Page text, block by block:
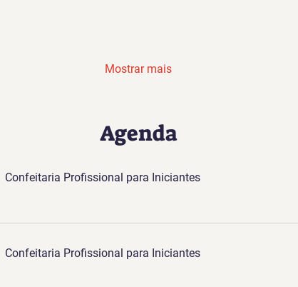
Mostrar mais
Agenda
Confeitaria Profissional para Iniciantes
Confeitaria Profissional para Iniciantes